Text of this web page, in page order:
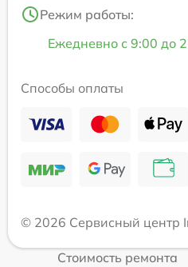
Режим работы:
Ежедневно с 9:00 до
Способы оплаты
© 2026 Сервисный центр
Стоимость ремонта